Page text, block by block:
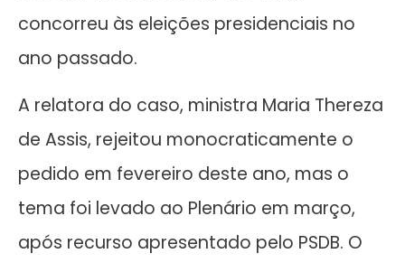
concorreu às eleições presidenciais no
ano passado.
A relatora do caso, ministra Maria Thereza
de Assis, rejeitou monocraticamente o
pedido em fevereiro deste ano, mas o
tema foi levado ao Plenário em março,
após recurso apresentado pelo PSDB. O